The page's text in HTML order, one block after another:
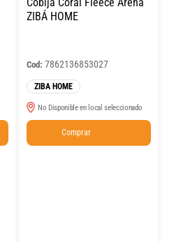
ZIBÁ HOME
Cod: 7862136853027
ZIBA HOME
No Disponible en local seleccionado
Comprar